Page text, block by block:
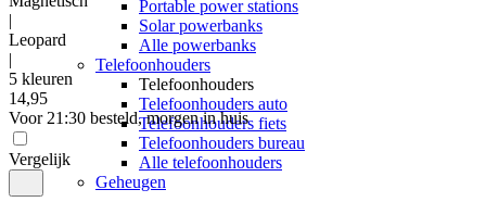
Portable power stations
Solar powerbanks
Alle powerbanks
Telefoonhouders
Telefoonhouders
Telefoonhouders auto
Telefoonhouders fiets
Telefoonhouders bureau
Alle telefoonhouders
Geheugen
|
Leopard
|
5 kleuren
14,95
Voor 21:30 besteld, morgen in huis
Vergelijk